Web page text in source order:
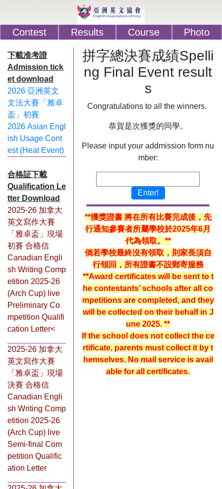
Contest Results Course Photo
下載准考證
Admission tick
et download
2026 亞洲英文
文法大賽「雅卓
盃」初賽
2026 Asian Engl
ish Usage Cont
est (Heat Event)
合格証下載
Qualification Le
tter Download
2025-26 加拿大
英文寫作大賽
「雅卓盃」現場
初賽 合格信
Canadian Engli
sh Writing Comp
etition 2025-26
(Arch Cup) live
Preliminary Co
mpetition Qualifi
cation Letter<
2025-26 加拿大
英文寫作大賽
「雅卓盃」現場
決賽 合格信
Canadian Engli
sh Writing Comp
etition 2025-26
(Arch Cup) live
Semi-final Com
petition Qualific
ation Letter
拼字總決賽成績Spelli
ng Final Event result
s
Congratulations to all the winners.
恭賀是次獲獎的同學。
Please input your addmission form nu
mber:
Enter!
**獲獎證書 將在所有比賽完成後，先
行通知參賽者所屬學校於2025年6月
代為領取。**
倘若學校最終沒有領取，則家長須自
行領回，所有證書不設郵寄服務
**Award certificates will be sent to t
he contestants’ schools after all co
mpetitions are completed, and they
will be collected on their behalf in J
une 2025. **
If the school does not collect the ce
rtificate, parents must collect it by t
hemselves. No mail service is avail
able for all certificates.